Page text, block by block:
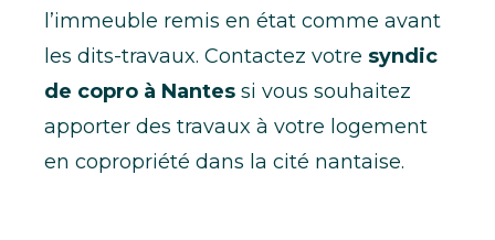
l’immeuble remis en état comme avant
les dits-travaux. Contactez votre syndic
de copro à Nantes si vous souhaitez
apporter des travaux à votre logement
en copropriété dans la cité nantaise.